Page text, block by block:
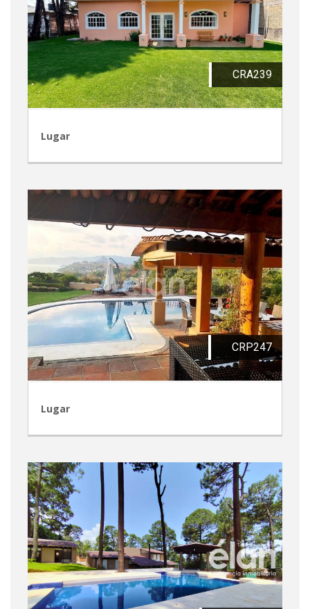
CRA239
Lugar
CRP247
Lugar